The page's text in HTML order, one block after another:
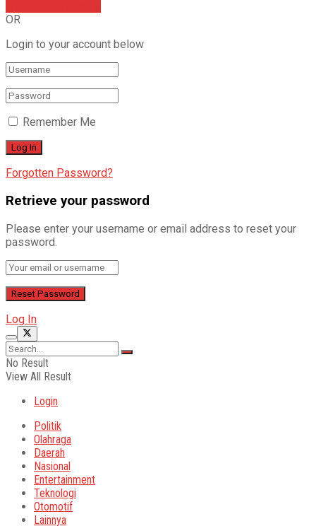
OR
Login to your account below
Remember Me
Forgotten Password?
Retrieve your password
Please enter your username or email address to reset your
password.
Log In
No Result
View All Result
Login
Politik
Olahraga
Daerah
Nasional
Entertainment
Teknologi
Otomotif
Lainnya